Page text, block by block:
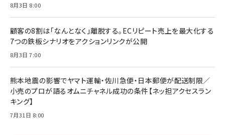
8月3日 8:00
顧客の8割は「なんとなく」離脱する。ECリピート売上を最大化する
7つの鉄板シナリオをアクションリンクが公開
8月3日 7:00
熊本地震の影響でヤマト運輸・佐川急便・日本郵便が配送制限／
小売のプロが語るオムニチャネル成功の条件【ネッ担アクセスラン
キング】
7月31日 8:00